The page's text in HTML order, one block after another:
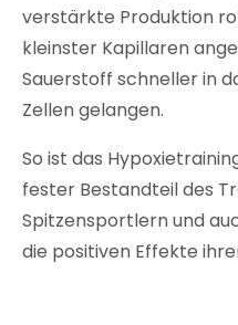
verstärkte Produktion
kleinster Kapillaren
Sauerstoff schneller in
Zellen gelangen.
So ist das
fester Bestandteil des
Spitzensportlern und
die positiven Effekte